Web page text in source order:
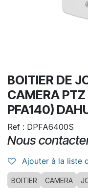
BOITIER DE
CAMERA PTZ
PFA140)
Ref : DPFA6400S
Nous
Ajouter à la liste
BOITIER CAMERA